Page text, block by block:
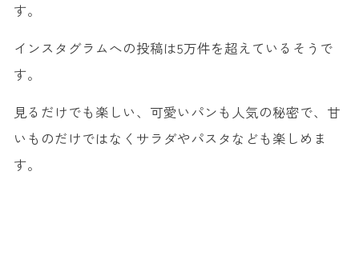
す。
インスタグラムへの投稿は5万件を超えているそうで
す。
見るだけでも楽しい、可愛いパンも人気の秘密で、甘
いものだけではなくサラダやパスタなども楽しめま
す。